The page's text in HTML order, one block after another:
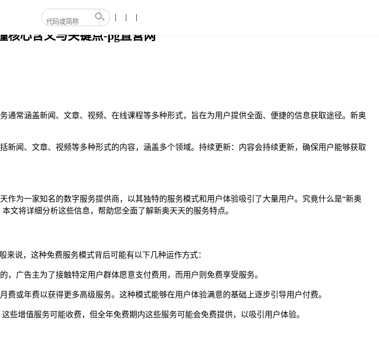
核心含义与关键点-pg直营网
常涵盖新闻、文章、视频、在线课程等多种形式，旨在为用户提供全面、便捷的信息获取途径。新奥
闻、文章、视频等多种形式的内容，涵盖多个领域。持续更新：内容会持续更新，确保用户能够获取
为一家知名的数字服务提供商，以其独特的服务模式和用户体验吸引了大量用户。究竟什么是“新奥
文将详细分析这些信息，帮助您全面了解新奥天天的服务特点。
说，这种免费服务模式背后可能有以下几种运作方式：
广告主为了接触特定用户群体愿意支付费用，而用户则免费享受服务。
或年费以获得更多高级服务。这种模式能够在用户体验满意的基础上逐步引导用户付费。
增值服务可能收费，但全年免费期内这些服务可能会免费提供，以吸引用户体验。